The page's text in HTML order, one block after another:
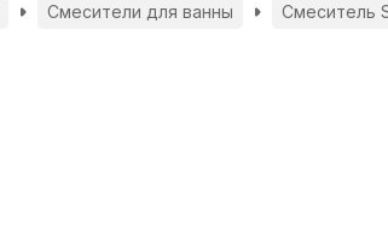
Смесители для ванны Смеситель